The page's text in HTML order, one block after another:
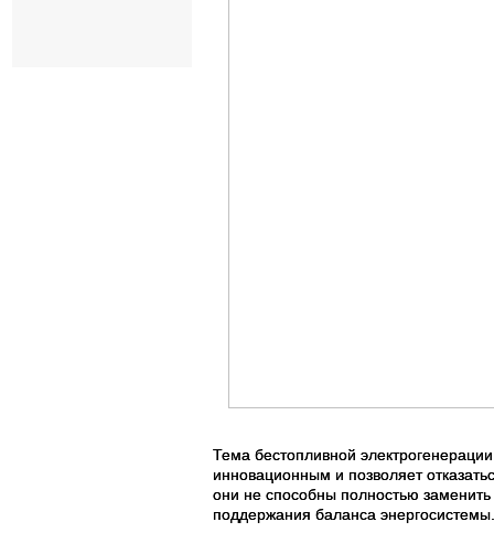
Тема бестопливной
инновационным и позволяет
они не способны полностью
поддержания баланса энергосистемы.